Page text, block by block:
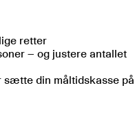
retter
– og justere antallet
din måltidskasse på